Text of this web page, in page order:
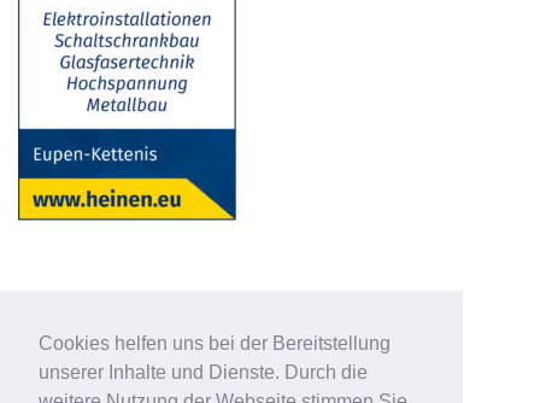
Cookies helfen uns bei der Bereitstellung
unserer Inhalte und Dienste. Durch die